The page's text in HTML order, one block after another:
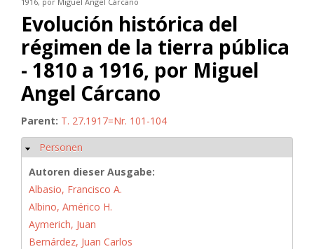
Evolución histórica del
régimen de la tierra pública
- 1810 a 1916, por Miguel
Angel Cárcano
Parent: T. 27.1917=Nr. 101-104
Hide
Personen
Autoren dieser Ausgabe:
Albasio, Francisco A.
Albino, Américo H.
Aymerich, Juan
Bernárdez, Juan Carlos